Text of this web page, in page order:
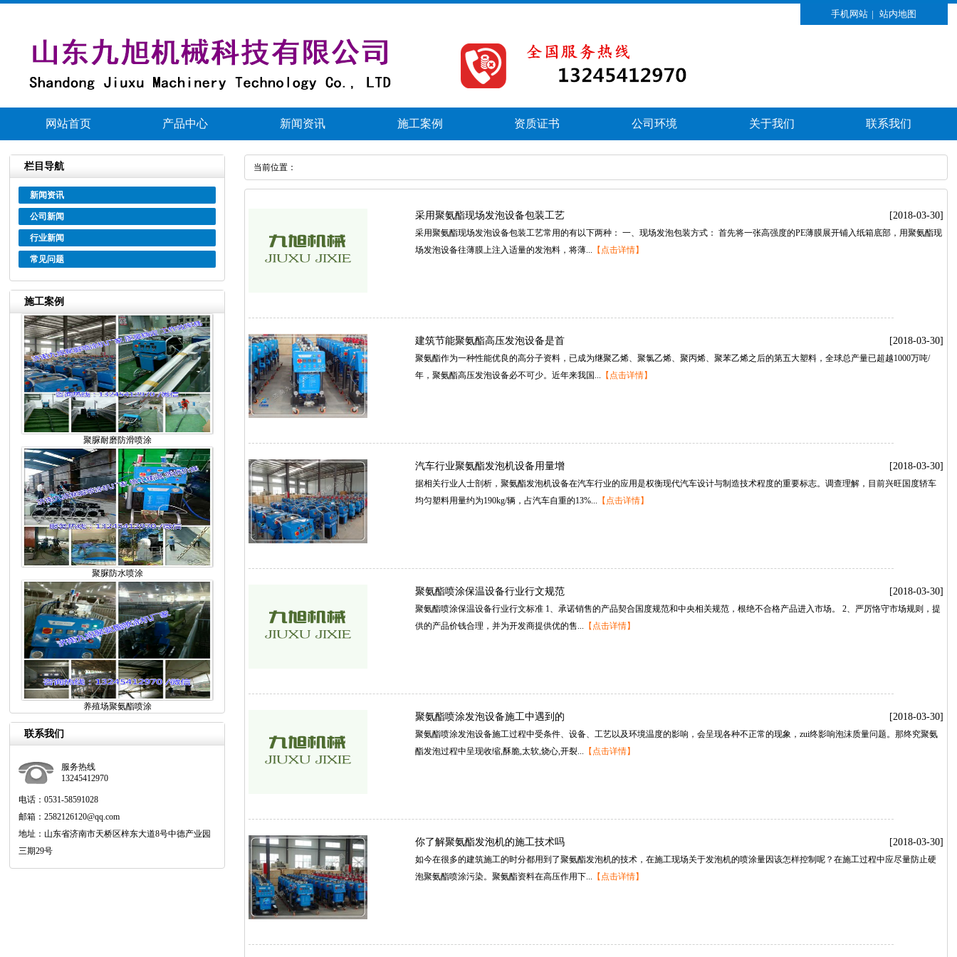
手机网站 | 站内地图
网站首页 产品中心 新闻资讯 施工案例 资质证书 公司环境 关于我们 联系我们
栏目导航
新闻资讯
公司新闻
行业新闻
常见问题
施工案例
聚脲耐磨防滑喷涂
聚脲防水喷涂
养殖场聚氨酯喷涂
联系我们
服务热线
13245412970
电话：0531-58591028
邮箱：2582126120@qq.com
地址：山东省济南市天桥区梓东大道8号中德产业园
三期29号
当前位置：
采用聚氨酯现场发泡设备包装工艺 [2018-03-30]
采用聚氨酯现场发泡设备包装工艺常用的有以下两种：一、现场发泡包装方式：首先将一张高强度的PE薄膜展开铺入纸箱底部，用聚氨酯现
场发泡设备往薄膜上注入适量的发泡料，将薄... 【点击详情】
建筑节能聚氨酯高压发泡设备是首 [2018-03-30]
聚氨酯作为一种性能优良的高分子资料，已成为继聚乙烯、聚氯乙烯、聚丙烯、聚苯乙烯之后的第五大塑料，全球总产量已超越1000万吨/
年，聚氨酯高压发泡设备必不可少。近年来我国... 【点击详情】
汽车行业聚氨酯发泡机设备用量增 [2018-03-30]
据相关行业人士剖析，聚氨酯发泡机设备在汽车行业的应用是权衡现代汽车设计与制造技术程度的重要标志。调查理解，目前兴旺国度轿车
均匀塑料用量约为190kg/辆，占汽车自重的13%... 【点击详情】
聚氨酯喷涂保温设备行业行文规范 [2018-03-30]
聚氨酯喷涂保温设备行业行文标准1、承诺销售的产品契合国度规范和中央相关规范，根绝不合格产品进入市场。2、严厉恪守市场规则，提
供的产品价钱合理，并为开发商提供优的售... 【点击详情】
聚氨酯喷涂发泡设备施工中遇到的 [2018-03-30]
聚氨酯喷涂发泡设备施工过程中受条件、设备、工艺以及环境温度的影响，会呈现各种不正常的现象，zui终影响泡沫质量问题。那终究聚氨
酯发泡过程中呈现收缩,酥脆,太软,烧心,开裂... 【点击详情】
你了解聚氨酯发泡机的施工技术吗 [2018-03-30]
如今在很多的建筑施工的时分都用到了聚氨酯发泡机的技术，在施工现场关于发泡机的喷涂量因该怎样控制呢？在施工过程中应尽量防止硬
泡聚氨酯喷涂污染。聚氨酯资料在高压作用下... 【点击详情】